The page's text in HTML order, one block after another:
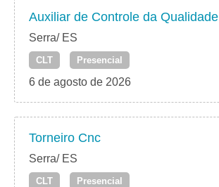
Auxiliar de Controle da Qualidade
Serra/ ES
CLT Presencial
6 de agosto de 2026
Torneiro Cnc
Serra/ ES
CLT Presencial